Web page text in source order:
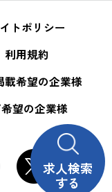
トポリシー
利用規約
載希望の企業様
望の企業様
求人検索
する